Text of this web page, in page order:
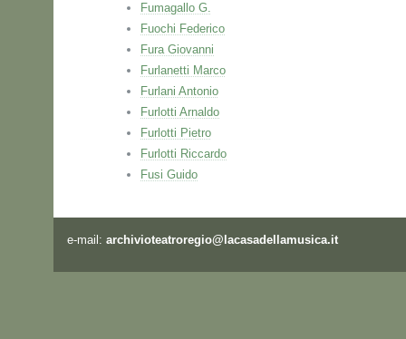
Fumagallo G.
Fuochi Federico
Fura Giovanni
Furlanetti Marco
Furlani Antonio
Furlotti Arnaldo
Furlotti Pietro
Furlotti Riccardo
Fusi Guido
e-mail: archivioteatroregio@lacasadellamusica.it